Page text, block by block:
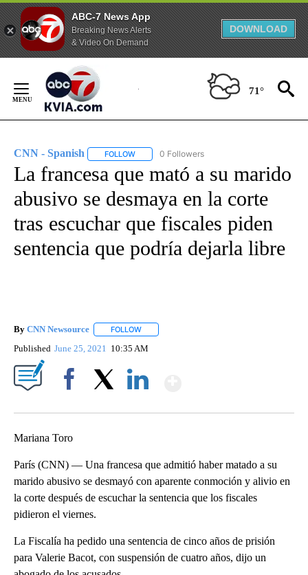
ABC-7 News App
Breaking News Alerts
& Video On Demand
DOWNLOAD
Content
71°
CNN - Spanish FOLLOW FOLLOW "CNN - SPANISH" TO RECEIVE
0 Followers
La francesa que mató a su marido
abusivo se desmaya en la corte
tras escuchar que fiscales piden
sentencia que podría dejarla libre
By CNN Newsource FOLLOW
Published June 25, 2021 10:35 AM
Mariana Toro
París (CNN) — Una francesa que admitió haber matado a su
marido abusivo se desmayó con aparente conmoción y alivio en
la corte después de escuchar la sentencia que los fiscales
pidieron el viernes.
La Fiscalía ha pedido una sentencia de cinco años de prisión
para Valerie Bacot, con suspensión de cuatro años, dijo un